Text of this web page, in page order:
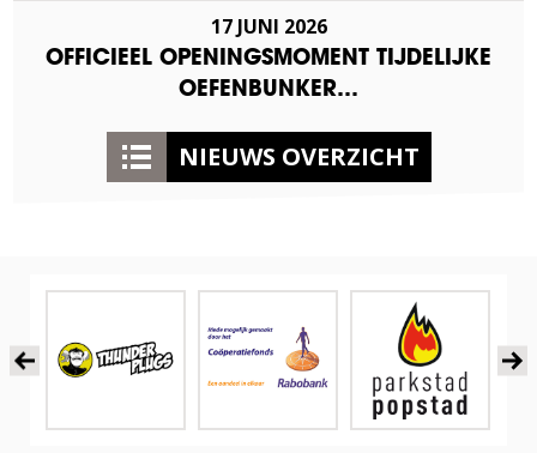
17 JUNI 2026
OFFICIEEL OPENINGSMOMENT TIJDELIJKE
OEFENBUNKER…
NIEUWS OVERZICHT